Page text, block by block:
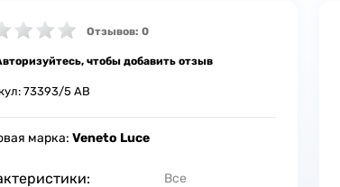
Отзывов: 0
чтобы добавить отзыв
73393/5 AB
марка: Veneto Luce
Все